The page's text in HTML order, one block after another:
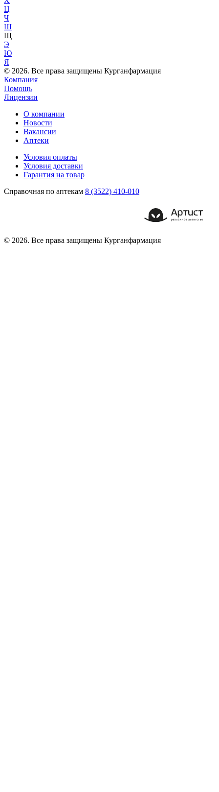
Ц
Ч
Ш
Щ
Э
Ю
Я
© 2026. Все права защищены Курганфармация
Компания
Помощь
Лицензии
О компании
Новости
Вакансии
Аптеки
Условия оплаты
Условия доставки
Гарантия на товар
Справочная по аптекам 8 (3522) 410-010
© 2026. Все права защищены Курганфармация